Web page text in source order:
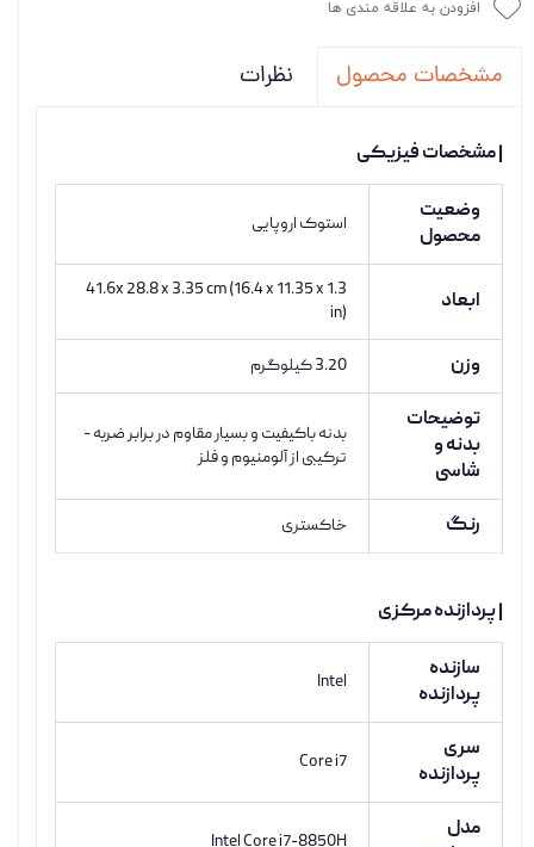
افزودن به علاقه مندی ها
مشخصات محصول نظرات
| مشخصات فیزیکی
وضعیت
محصول
استوک اروپایی
ابعاد
41.6x 28.8 x 3.35 cm (16.4 x 11.35 x 1.3
in)
وزن 3.20 کیلوگرم
توضیحات
بدنه و
شاسی
بدنه باکیفیت و بسیار مقاوم در برابر ضربه -
ترکیبی از آلومنیوم و فلز
رنگ خاکستری
| پردازنده مرکزی
سازنده
پردازنده
Intel
سری
پردازنده
Core i7
مدل